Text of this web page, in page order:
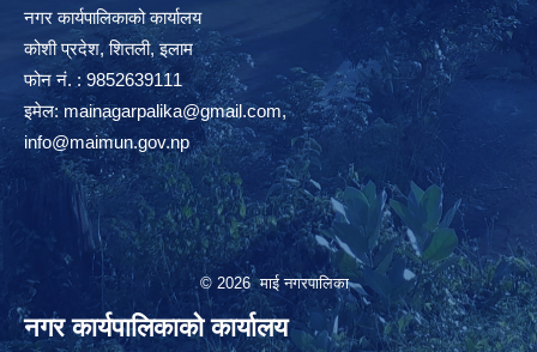
नगर कार्यपालिकाको कार्यालय
कोशी प्रदेश, शितली, इलाम
फोन नं. : 9852639111
इमेल:mainagarpalika@gmail.com,
info@maimun.gov.np
© 2026 माई नगरपालिका
नगर कार्यपालिकाको कार्यालय